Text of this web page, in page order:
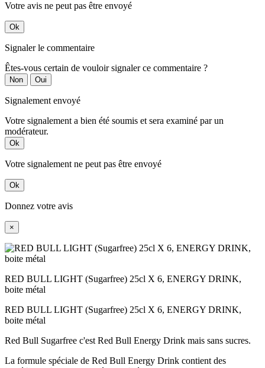
Votre avis ne peut pas être envoyé
Ok
Signaler le commentaire
Êtes-vous certain de vouloir signaler ce commentaire ?
Non Oui
Signalement envoyé
Votre signalement a bien été soumis et sera examiné par un
modérateur.
Ok
Votre signalement ne peut pas être envoyé
Ok
Donnez votre avis
×
RED BULL LIGHT (Sugarfree) 25cl X 6, ENERGY DRINK,
boite métal
RED BULL LIGHT (Sugarfree) 25cl X 6, ENERGY DRINK,
boite métal
Red Bull Sugarfree c'est Red Bull Energy Drink mais sans sucres.
La formule spéciale de Red Bull Energy Drink contient des